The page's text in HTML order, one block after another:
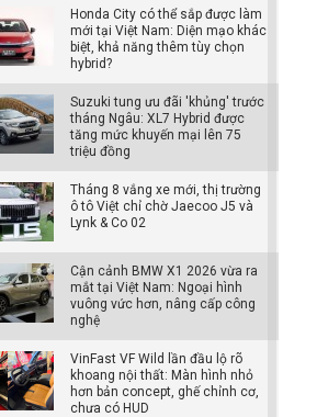
Honda City có thể sắp được làm
mới tại Việt Nam: Diện mạo khác
biệt, khả năng thêm tùy chọn
hybrid?
Suzuki tung ưu đãi 'khủng' trước
tháng Ngâu: XL7 Hybrid được
tăng mức khuyến mại lên 75
triệu đồng
Tháng 8 vắng xe mới, thị trường
ô tô Việt chỉ chờ Jaecoo J5 và
Lynk & Co 02
Cận cảnh BMW X1 2026 vừa ra
mắt tại Việt Nam: Ngoại hình
vuông vức hơn, nâng cấp công
nghệ
VinFast VF Wild lần đầu lộ rõ
khoang nội thất: Màn hình nhỏ
hơn bản concept, ghế chỉnh cơ,
chưa có HUD